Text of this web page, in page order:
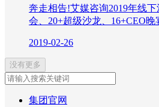
奔走相告!艾媒咨询2019年线
会、20+超级沙龙、16+CEO晚
2019-02-26
没有更多
集团官网